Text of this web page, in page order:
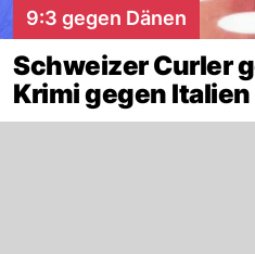
9:3 gegen Dänen
Schweizer Curler
Krimi gegen